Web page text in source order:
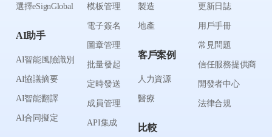
選擇eSignGlobal
AI助手
AI智能風險識別
AI協議摘要
AI智能翻譯
AI合同擬定
模板管理
電子簽名
圖章管理
批量發起
定時發送
成員管理
API集成
製造
地產
客戶案例
人力資源
醫療
比較
更新日誌
用戶手冊
常見問題
信任服務提供商
開發者中心
法律合規